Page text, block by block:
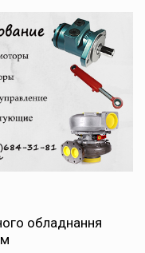
обладнання